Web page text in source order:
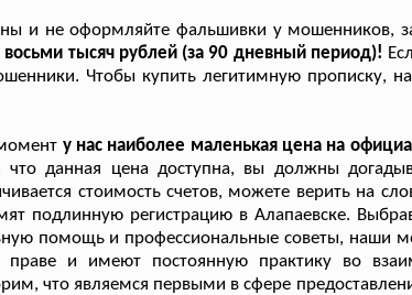
и не оформляйте фальшивки у мошенников,
тысяч рублей (за 90 дневный период)!
Чтобы купить легитимную прописку,
у нас наиболее маленькая цена на
данная цена доступна, вы должны
стоимость счетов, можете верить на
подлинную регистрацию в Алапаевске.
помощь и профессиональные советы, наши
праве и имеют постоянную практику во
что являемся первыми в сфере